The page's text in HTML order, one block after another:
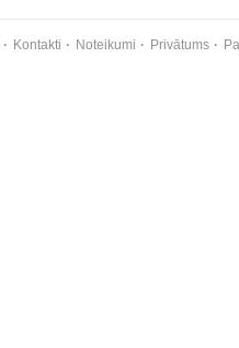
Kontakti Noteikumi Privātums